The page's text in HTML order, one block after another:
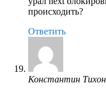
происходить?
Ответить
Константин